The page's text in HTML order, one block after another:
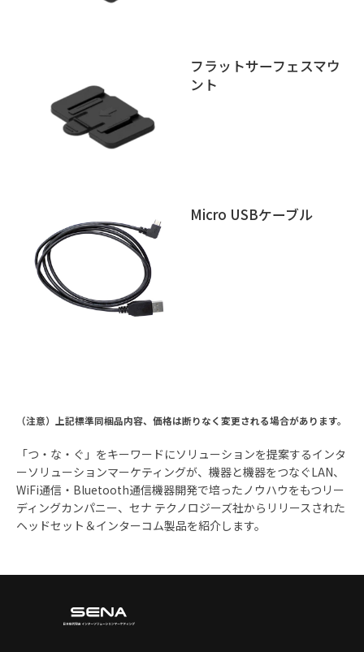
フラットサーフェスマウ
ント
Micro USBケーブル
（注意）上記標準同梱品内容、価格は断りなく変更される場合があります。
「つ・な・ぐ」をキーワードにソリューションを提案するインタ
ーソリューションマーケティングが、機器と機器をつなぐLAN、
WiFi通信・Bluetooth通信機器開発で培ったノウハウをもつリー
ディングカンパニー、セナ テクノロジーズ社からリリースされた
ヘッドセット＆インターコム製品を紹介します。